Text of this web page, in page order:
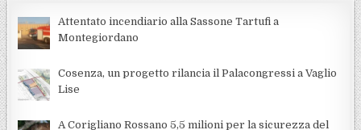
Attentato incendiario alla Sassone Tartufi a
Montegiordano
Cosenza, un progetto rilancia il Palacongressi a Vaglio
Lise
A Corigliano Rossano 5,5 milioni per la sicurezza del